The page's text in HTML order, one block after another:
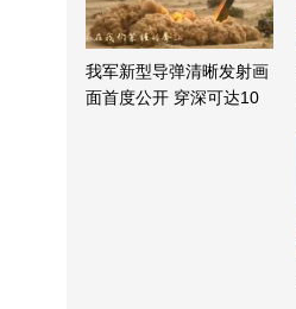
我军新型导弹清晰发射画
面首度公开 穿深可达10